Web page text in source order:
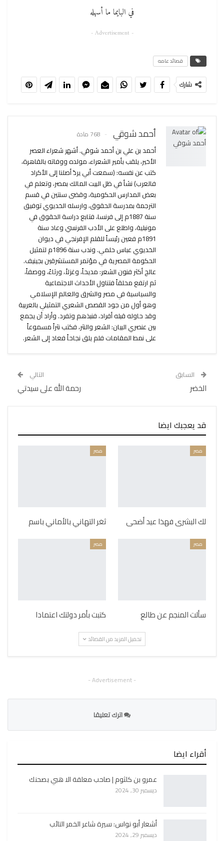
في البايما ما أسهله
- Advertisement -
قصائد عامه
شارك
أحمد شوقي 768 مادة
أحمد بن علي بن أحمد شوقي. أشهر شعراء العصر
الأخير، يلقب بأمير الشعراء، مولده ووفاته بالقاهرة،
كتب عن نفسه: (سمعت أبي يردّ أصلنا إلى الأكراد
فالعرب) نشأ في ظل البيت المالك بمصر، وتعلم في
بعض المدارس الحكومية، وقضى سنتين في قسم
الترجمة بمدرسة الحقوق، وارسله الخديوي توفيق
سنة 1887م إلى فرنسا، فتابع دراسة الحقوق في
مونبلية، واطلع على الأدب الفرنسي وعاد سنة
1891م فعين رئيساً للقلم الإفرنجي في ديوان
الخديوي عباس حلمي. وندب سنة 1896م لتمثيل
الحكومة المصرية في مؤتمر المستشرقين بجينيف.
عالج أكثر فنون الشعر: مديحاً، وغزلاً، ورثاءً، ووصفاً،
ثم ارتفع محلقاً فتناول الأحداث الاجتماعية
والسياسية في مصر والشرق والعالم الإسلامي
وهو أول من جود القصص الشعري التمثيلي بالعربية
وقد حاوله قبله أفراد، فنبذهم وتفرد. وأراد أن يجمع
بين عنصري البيان: الشعر والنثر، فكتب نثراً مسموعاً
على نمط المقامات فلم يلق نجاحاً فعاد إلى الشعر.
السابق
الخضر
التالي
رحمة الله على سيدتي
قد يعجبك ايضا
مصر
لك البشرى فهذا عيد أضحى
مصر
ثغر التهاني بالأماني باسم
مصر
سألت المنجم عن طالع
مصر
كتبت بأمر دولتك اعتمادا
تحميل المزيد من القصائد
- Advertisement -
اترك تعليقا
أقراء ايضا
عمرو بن كلثوم | صاحب معلقة الا هبي بصحنك
ديسمبر 30, 2024
أشعار أبو نواس: سيرة شاعر الخمر التائب
ديسمبر 29, 2024